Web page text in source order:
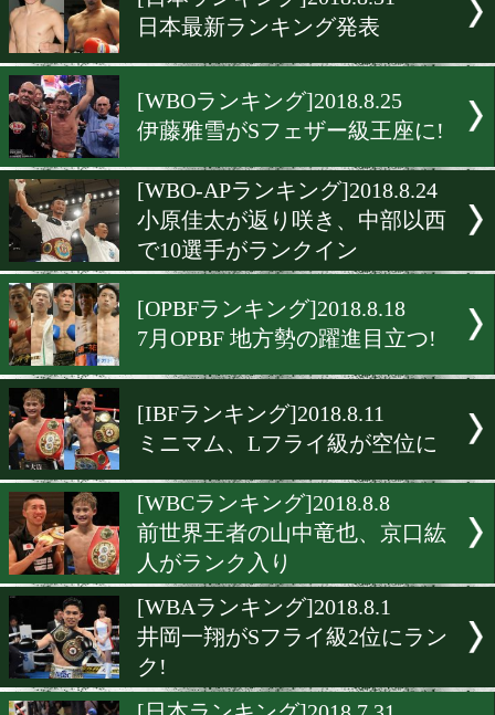
小野心と中谷潤人がランク
[IBFランキング]2018.9.6
岩佐亮佑は4位にダウン
[WBAランキング]2018.9.1
小野心、清瀬天太がランク
[日本ランキング]2018.8.31
[WBOランキング]2018.8.25
伊藤雅雪がSフェザー級王
[WBO-APランキング
小原佳太が返り咲き、中部